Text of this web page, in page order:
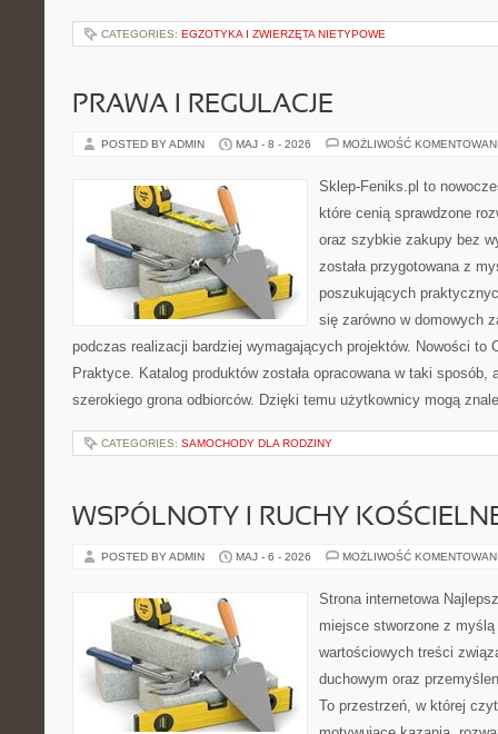
CATEGORIES: EGZOTYKA I ZWIERZĘTA NIETYPOWE
PRAWA I REGULACJE
POSTED BY ADMIN MAJ - 8 - 2026 MOŻLIWOŚĆ
Sklep-Feniks.pl to
które cenią sprawdzone
oraz szybkie zakupy bez
została przygotowana z
poszukujących
się zarówno w domowych
podczas realizacji bardziej wymagających projektów. Nowości to
Praktyce. Katalog produktów została opracowana w taki sposób,
szerokiego grona odbiorców. Dzięki temu użytkownicy mogą
CATEGORIES: SAMOCHODY DLA RODZINY
WSPÓLNOTY I RUCHY
POSTED BY ADMIN MAJ - 6 - 2026 MOŻLIWOŚĆ
Strona internetowa
miejsce stworzone z
wartościowych treści
duchowym oraz
To przestrzeń, w której